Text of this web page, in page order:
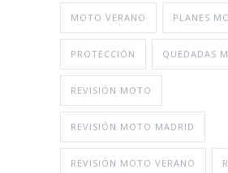
MOTO VERANO PLANES
PROTECCIÓN QUEDADAS
REVISIÓN MOTO
REVISIÓN MOTO MADRID
REVISIÓN MOTO VERANO